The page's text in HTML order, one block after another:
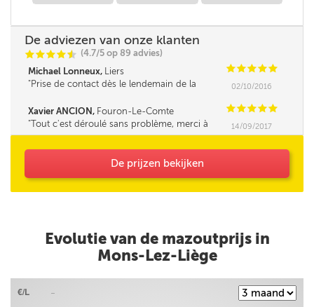
De adviezen van onze klanten
CCCCi
@ (4.7/5 op 89 advies)
Michael Lonneux, Liers CCCCC
Prise de contact dès le lendemain de la
sur le site, rapide*****
02/10/2016
Xavier ANCION, Fouron-Le-Comte CCCCC
Tout c'est déroulé sans problème, merci à
vous
14/09/2017
De prijzen bekijken
Evolutie van de mazoutprijs in
Mons-Lez-Liège